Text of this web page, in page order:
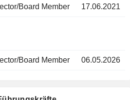
Board Member 17.06.2021
Board Member 06.05.2026